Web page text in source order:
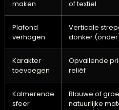
gezellig wilt
Gewenst
effect
Ruimte
vergroten
Lichte